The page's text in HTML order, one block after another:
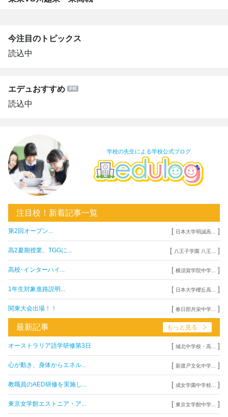
今注目のトピックス
読込中
エデュおすすめ
読込中
学校の先生による学校公式ブログ
注目校！新着記事一覧
第2回オープン... [ 日本大学明誠高... ]
高2夏期授業、TGGに... [ 八王子学園 八王... ]
高校･インターハイ... [ 横須賀学院中学... ]
1年生対象進路説明... [ 日本大学櫻丘高... ]
関東大会出場！！ [ 春日部共栄中学... ]
最新記事 もっと見る
オーストラリア語学研修第3日 [ 城北中学校・高... ]
心が動き、身体からエネル... [ 新渡戸文化中学... ]
教職員のAED研修を実施し... [ 成女学園中学校... ]
東京女学館エストニア・ア... [ 東京女学館中学... ]